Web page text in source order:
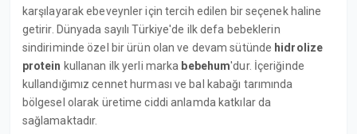
karşılayarak ebeveynler için tercih edilen bir seçenek haline
getirir. Dünyada sayılı Türkiye'de ilk defa bebeklerin
sindiriminde özel bir ürün olan ve devam sütünde hidrolize
protein kullanan ilk yerli marka bebehum'dur. İçeriğinde
kullandığımız cennet hurması ve bal kabağı tarımında
bölgesel olarak üretime ciddi anlamda katkılar da
sağlamaktadır.